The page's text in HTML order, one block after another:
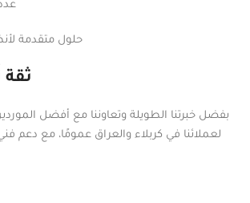
حلول متقدمة
ثقة
بفضل خبرتنا الطويلة وتعاوننا مع أفضل
لعملائنا في كربلاء والعراق عمومًا، مع دعم